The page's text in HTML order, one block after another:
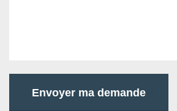
Envoyer ma demande